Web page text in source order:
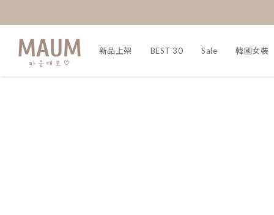
新品上架 BEST 30 Sale 韓國女裝